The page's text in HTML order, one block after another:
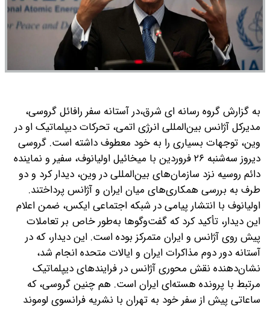
به گزارش گروه رسانه ای شرق،در آستانه سفر رافائل گروسی،
مدیرکل آژانس بین‌المللی انرژی اتمی، تحرکات دیپلماتیک او در
وین، توجهات بسیاری را به خود معطوف داشته است. گروسی
دیروز سه‌شنبه ۲۶ فروردین با میخائیل اولیانوف، سفیر و نماینده
دائم روسیه نزد سازمان‌های بین‌المللی در وین، دیدار کرد و دو
طرف به بررسی همکاری‌های میان ایران و آژانس پرداختند.
اولیانوف با انتشار پیامی در شبکه اجتماعی ایکس، ضمن اعلام
این دیدار، تأکید کرد که گفت‌وگوها به‌طور خاص بر تعاملات
پیش روی آژانس و ایران متمرکز بوده است. این دیدار، که در
آستانه دور دوم مذاکرات ایران و ایالات متحده انجام شد،
نشان‌دهنده نقش محوری آژانس در فرایندهای دیپلماتیک
مرتبط با پرونده هسته‌ای ایران است. هم چنین گروسی، که
ساعاتی پیش از سفر خود به تهران با نشریه فرانسوی لوموند